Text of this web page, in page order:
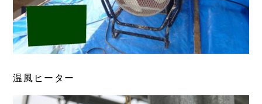
温風ヒーター